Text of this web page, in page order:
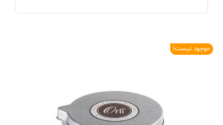
موجود نیست!